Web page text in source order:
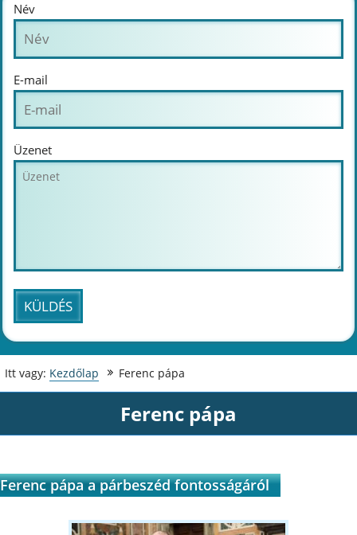
Név
E-mail
Üzenet
Itt vagy: Kezdőlap Ferenc pápa
Ferenc pápa
Ferenc pápa a párbeszéd fontosságáról